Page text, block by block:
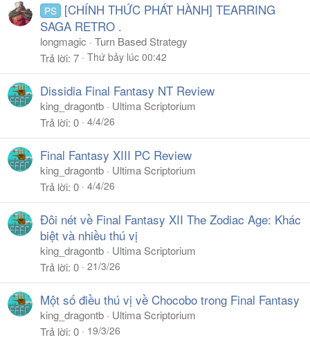
PS
[CHÍNH THỨC PHÁT HÀNH] TEARRING
SAGA RETRO .
longmagic
Turn Based Strategy
Trả lời 7 Thứ bảy lúc 00:42
Dissidia Final Fantasy NT Review
king_dragontb
Ultima Scriptorium
Trả lời 0 4/4/26
Final Fantasy XIII PC Review
king_dragontb
Ultima Scriptorium
Trả lời 0 4/4/26
Đôi nét về Final Fantasy XII The Zodiac Age: Khác
biệt và nhiều thú vị
king_dragontb
Ultima Scriptorium
Trả lời 0 21/3/26
Một số điều thú vị về Chocobo trong Final Fantasy
king_dragontb
Ultima Scriptorium
Trả lời 0 19/3/26